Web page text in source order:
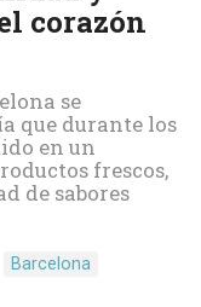
corazón
se
que durante los
en un
frescos,
de sabores
Barcelona